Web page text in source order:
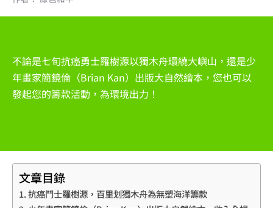
不論是七旬抗癌勇士羅樹源以獨木舟環繞大嶼山，還是少
年畫家簡鏡倫（Brian Kan）出版大自然繪本，您也可以
發起您的籌款活動，為環境出力！
文章目錄
抗癌鬥士羅樹源，百里划獨木舟為無塑海洋籌款